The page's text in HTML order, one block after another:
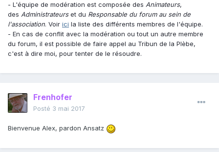
- L'équipe de modération est composée des Animateurs,
des Administrateurs et du Responsable du forum au sein de
l'association. Voir ici la liste des différents membres de l'équipe.
- En cas de conflit avec la modération ou tout un autre membre
du forum, il est possible de faire appel au Tribun de la Plèbe,
c'est à dire moi, pour tenter de le résoudre.
Frenhofer
Posté 3 mai 2017
Bienvenue Alex, pardon Ansatz